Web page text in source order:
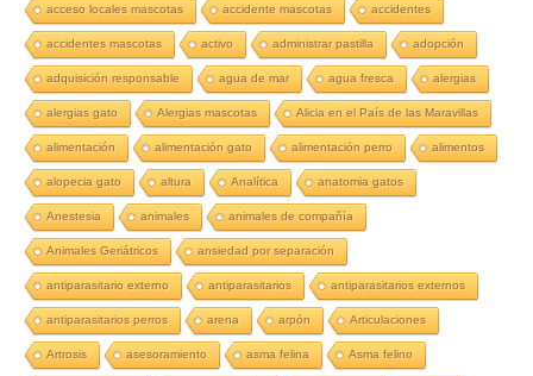
acceso locales mascotas accidente mascotas accidentes
accidentes mascotas activo administrar pastilla adopción
adquisición responsable agua de mar agua fresca alergias
alergias gato Alergias mascotas Alicia en el País de las Maravillas
alimentación alimentación gato alimentación perro alimentos
alopecia gato altura Analítica anatomia gatos
Anestesia animales animales de compañía
Animales Geriátricos ansiedad por separación
antiparasitario externo antiparasitarios antiparasitarios externos
antiparasitarios perros arena arpón Articulaciones
Artrosis asesoramiento asma felina Asma felino